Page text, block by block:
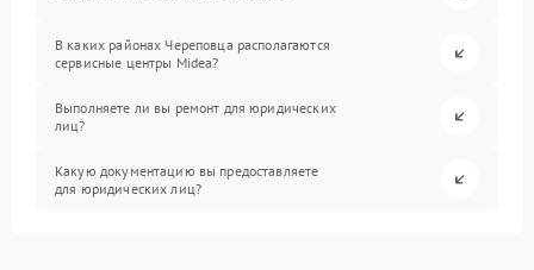
В каких районах Череповца располагаются
сервисные центры Midea?
Выполняете ли вы ремонт для юридических
лиц?
Какую документацию вы предоставляете
для юридических лиц?